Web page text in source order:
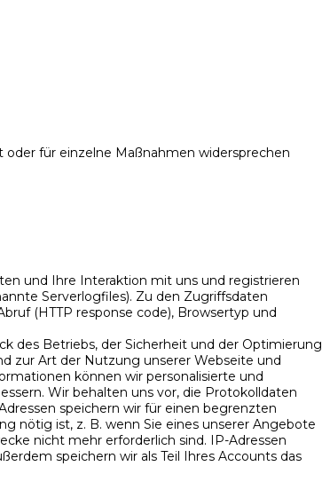
für einzelne Maßnahmen widersprechen
und Ihre Interaktion mit uns und registrieren
Serverlogfiles). Zu den Zugriffsdaten
(HTTP response code), Browsertyp und
des Betriebs, der Sicherheit und der Optimierung
zur Art der Nutzung unserer Webseite und
können wir personalisierte und
Wir behalten uns vor, die Protokolldaten
speichern wir für einen begrenzten
nötig ist, z. B. wenn Sie eines unserer Angebote
nicht mehr erforderlich sind. IP-Adressen
speichern wir als Teil Ihres Accounts das